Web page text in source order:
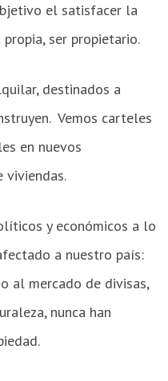
el satisfacer la
ser propietario.
destinados a
Vemos carteles
en nuevos
viviendas.
y económicos a lo
a nuestro país:
al mercado de divisas,
nunca han